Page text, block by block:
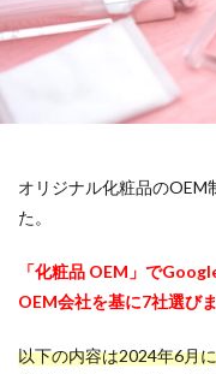
オリジナル化粧品のOEM
た。
「化粧品 OEM」で
OEM会社を基に7社選びま
以下の内容は2024年6月